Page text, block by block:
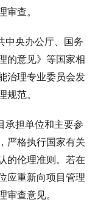
审查。
中央办公厅、国务
的意见》等国家相
治理专业委员会发
规范。
承担单位和主要参
严格执行国家有关
的伦理准则。若在
应重新向项目管理
审查意见。